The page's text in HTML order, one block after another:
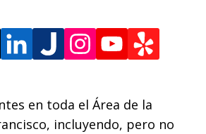
en toda el Área de la
incluyendo, pero no